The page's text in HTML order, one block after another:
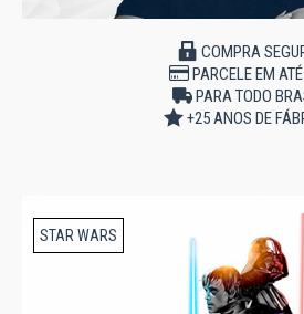
COMPRA
PARCELE EM
PARA TODO
+25 ANOS DE
STAR WARS